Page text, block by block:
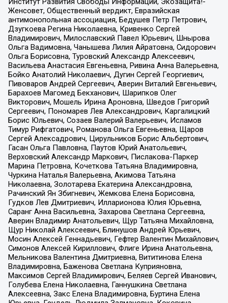
Женсовет, Общественный вердикт, Евразийская
антимонопольная ассоциация, Бедушев Петр Петрович,
Дзугкоева Регина Николаевна, Кривенко Сергей
Владимирович, Милославский Павел Юрьевич, Шнырова
Ольга Вадимовна, Чанышева Лилия Айратовна, Сидорович
Ольга Борисовна, Туровский Александр Алексеевич,
Васильева Анастасия Евгеньевна, Ривина Анна Валерьевна,
Бойко Анатолий Николаевич, Дугин Сергей Георгиевич,
Пивоваров Андрей Сергеевич, Аверин Виталий Евгеньевич,
Барахоев Магомед Бекханович, Шарипков Олег
Викторович, Мошель Ирина Ароновна, Шведов Григорий
Сергеевич, Пономарев Лев Александрович, Каргалицкий
Борис Юльевич, Созаев Валерий Валерьевич, Исламов
Тимур Рифгатович, Романова Ольга Евгеньевна, Щаров
Сергей Алексадрович, Цирульников Борис Альбертович,
Гасан Ольга Павловна, Паутов Юрий Анатольевич,
Верховский Александр Маркович, Пислакова-Паркер
Марина Петровна, Кочеткова Татьяна Владимировна,
Чуркина Наталья Валерьевна, Акимова Татьяна
Николаевна, Золотарева Екатерина Александровна,
Рачинский Ян Збигневич, Жемкова Елена Борисовна,
Гудков Лев Дмитриевич, Илларионова Юлия Юрьевна,
Саранг Анна Васильевна, Захарова Светлана Сергеевна,
Аверин Владимир Анатольевич, Щур Татьяна Михайловна,
Щур Николай Алексеевич, Блинушов Андрей Юрьевич,
Мосин Алексей Геннадьевич, Гефтер Валентин Михайлович,
Симонов Алексей Кириллович, Флиге Ирина Анатольевна,
Мельникова Валентина Дмитриевна, Вититинова Елена
Владимировна, Баженова Светлана Куприяновна,
Максимов Сергей Владимирович, Беляев Сергей Иванович,
Голубева Елена Николаевна, Ганнушкина Светлана
Алексеевна, Закс Елена Владимировна, Буртина Елена